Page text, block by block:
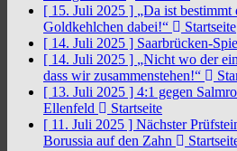
[ 15. Juli 2025 ] „Da ist bestimmt
Goldkehlchen dabei!“
Startseite
[ 14. Juli 2025 ] Saarbrücken-
[ 14. Juli 2025 ] „Nicht wo der
dass wir zusammenstehen!“
[ 13. Juli 2025 ] 4:1 gegen
Ellenfeld
Startseite
[ 11. Juli 2025 ] Nächster
Borussia auf den Zahn